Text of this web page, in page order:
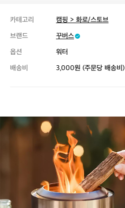
카테고리
캠핑 > 화로/스토브
브랜드
꾸버스
옵션
워터
배송비
3,000원 (주문당 배송비)